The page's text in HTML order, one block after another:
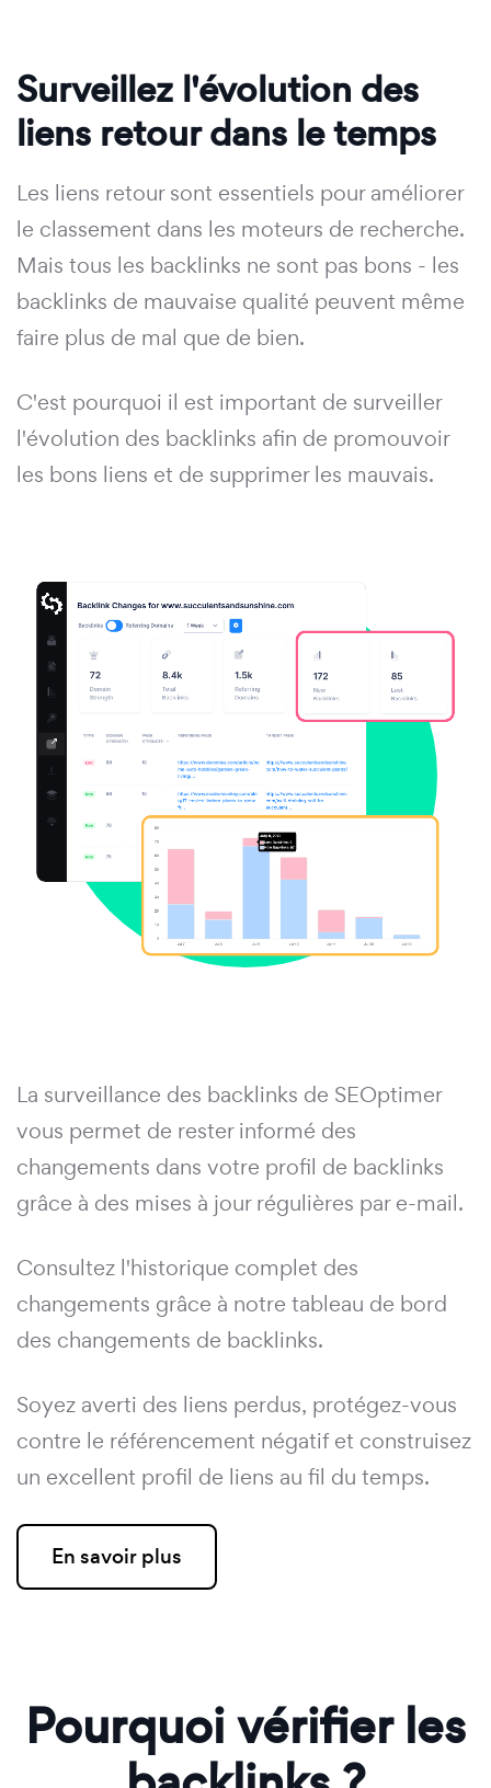
Surveillez l'évolution des
liens retour dans le temps
Les liens retour sont essentiels pour améliorer
le classement dans les moteurs de recherche.
Mais tous les backlinks ne sont pas bons - les
backlinks de mauvaise qualité peuvent même
faire plus de mal que de bien.
C'est pourquoi il est important de surveiller
l'évolution des backlinks afin de promouvoir
les bons liens et de supprimer les mauvais.
La surveillance des backlinks de SEOptimer
vous permet de rester informé des
changements dans votre profil de backlinks
grâce à des mises à jour régulières par e-mail.
Consultez l'historique complet des
changements grâce à notre tableau de bord
des changements de backlinks.
Soyez averti des liens perdus, protégez-vous
contre le référencement négatif et construisez
un excellent profil de liens au fil du temps.
En savoir plus
Pourquoi vérifier les